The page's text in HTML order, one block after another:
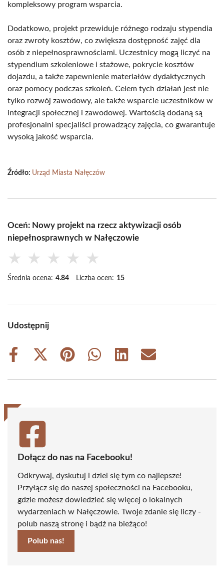
kompleksowy program wsparcia.
Dodatkowo, projekt przewiduje różnego rodzaju stypendia
oraz zwroty kosztów, co zwiększa dostępność zajęć dla
osób z niepełnosprawnościami. Uczestnicy mogą liczyć na
stypendium szkoleniowe i stażowe, pokrycie kosztów
dojazdu, a także zapewnienie materiałów dydaktycznych
oraz pomocy podczas szkoleń. Celem tych działań jest nie
tylko rozwój zawodowy, ale także wsparcie uczestników w
integracji społecznej i zawodowej. Wartością dodaną są
profesjonalni specjaliści prowadzący zajęcia, co gwarantuje
wysoką jakość wsparcia.
Źródło: Urząd Miasta Nałęczów
Oceń: Nowy projekt na rzecz aktywizacji osób
niepełnosprawnych w Nałęczowie
★ ★ ★ ★ ★
Średnia ocena: 4.84 Liczba ocen: 15
Udostępnij
Share
Share
(Twitter)
Share
Share
Share
Share
Dołącz do nas na Facebooku!
Odkrywaj, dyskutuj i dziel się tym co najlepsze!
Przyłącz się do naszej społeczności na Facebooku,
gdzie możesz dowiedzieć się więcej o lokalnych
wydarzeniach w Nałęczowie. Twoje zdanie się liczy -
polub naszą stronę i bądź na bieżąco!
Polub nas!